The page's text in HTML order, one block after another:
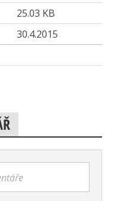
25.03 KB
30.4.2015